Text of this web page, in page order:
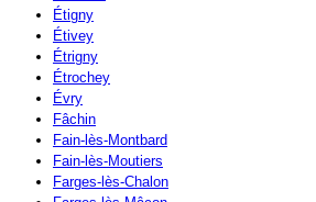
Étigny
Étivey
Étrigny
Étrochey
Évry
Fâchin
Fain-lès-Montbard
Fain-lès-Moutiers
Farges-lès-Chalon